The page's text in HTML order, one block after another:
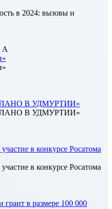
в 2024: вызовы и
А
В УДМУРТИИ»
В УДМУРТИИ»
в конкурсе Росатома
в конкурсе Росатома
в размере 100 000